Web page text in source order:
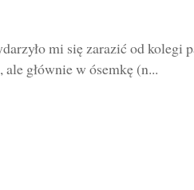
mi się zarazić od kolegi
głównie w ósemkę (n...